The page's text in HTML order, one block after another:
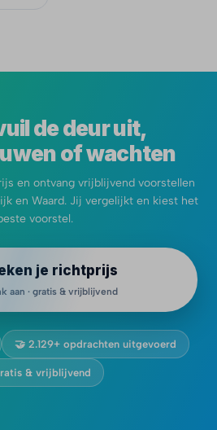
de deur uit,
of wachten
en ontvang vrijblijvend voorstellen
en Waard. Jij vergelijkt en kiest het
voorstel.
je richtprijs
aan · gratis & vrijblijvend
🤝 2.129+ opdrachten uitgevoerd
& vrijblijvend